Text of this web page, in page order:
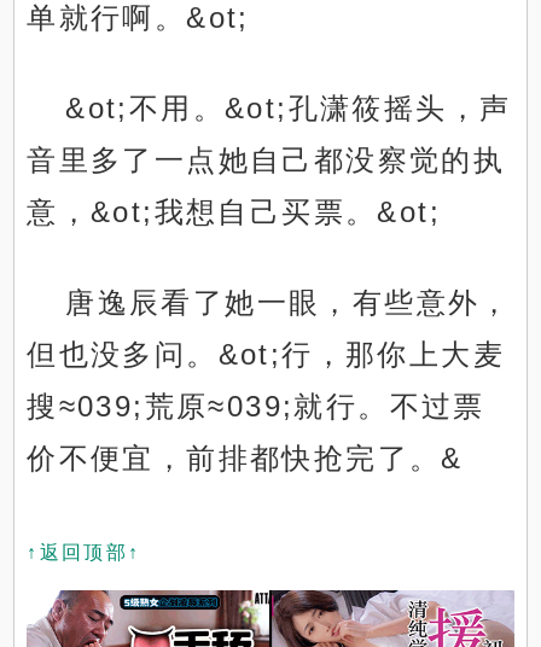
单就行啊。&ot;
&ot;不用。&ot;孔潇筱摇头，声
音里多了一点她自己都没察觉的执
意，&ot;我想自己买票。&ot;
唐逸辰看了她一眼，有些意外，
但也没多问。&ot;行，那你上大麦
搜≈039;荒原≈039;就行。不过票
价不便宜，前排都快抢完了。&
↑返回顶部↑